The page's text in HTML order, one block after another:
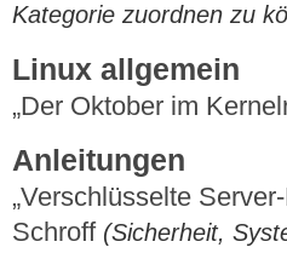
Kategorie zuordnen zu
Linux allgemein
„Der Oktober im
Anleitungen
„Verschlüsselte
Schroff (Sicherheit,